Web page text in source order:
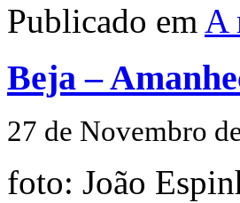
Publicado em A
Beja –
27 de Novembro
foto: João